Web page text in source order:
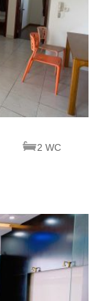
2 WC